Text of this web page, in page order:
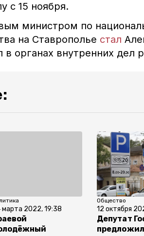
с 15 ноября.
министром по
на Ставрополье стал
органах внутренних дел
марта 2022, 19:38
Общество
12 октября
Депутат
предложил